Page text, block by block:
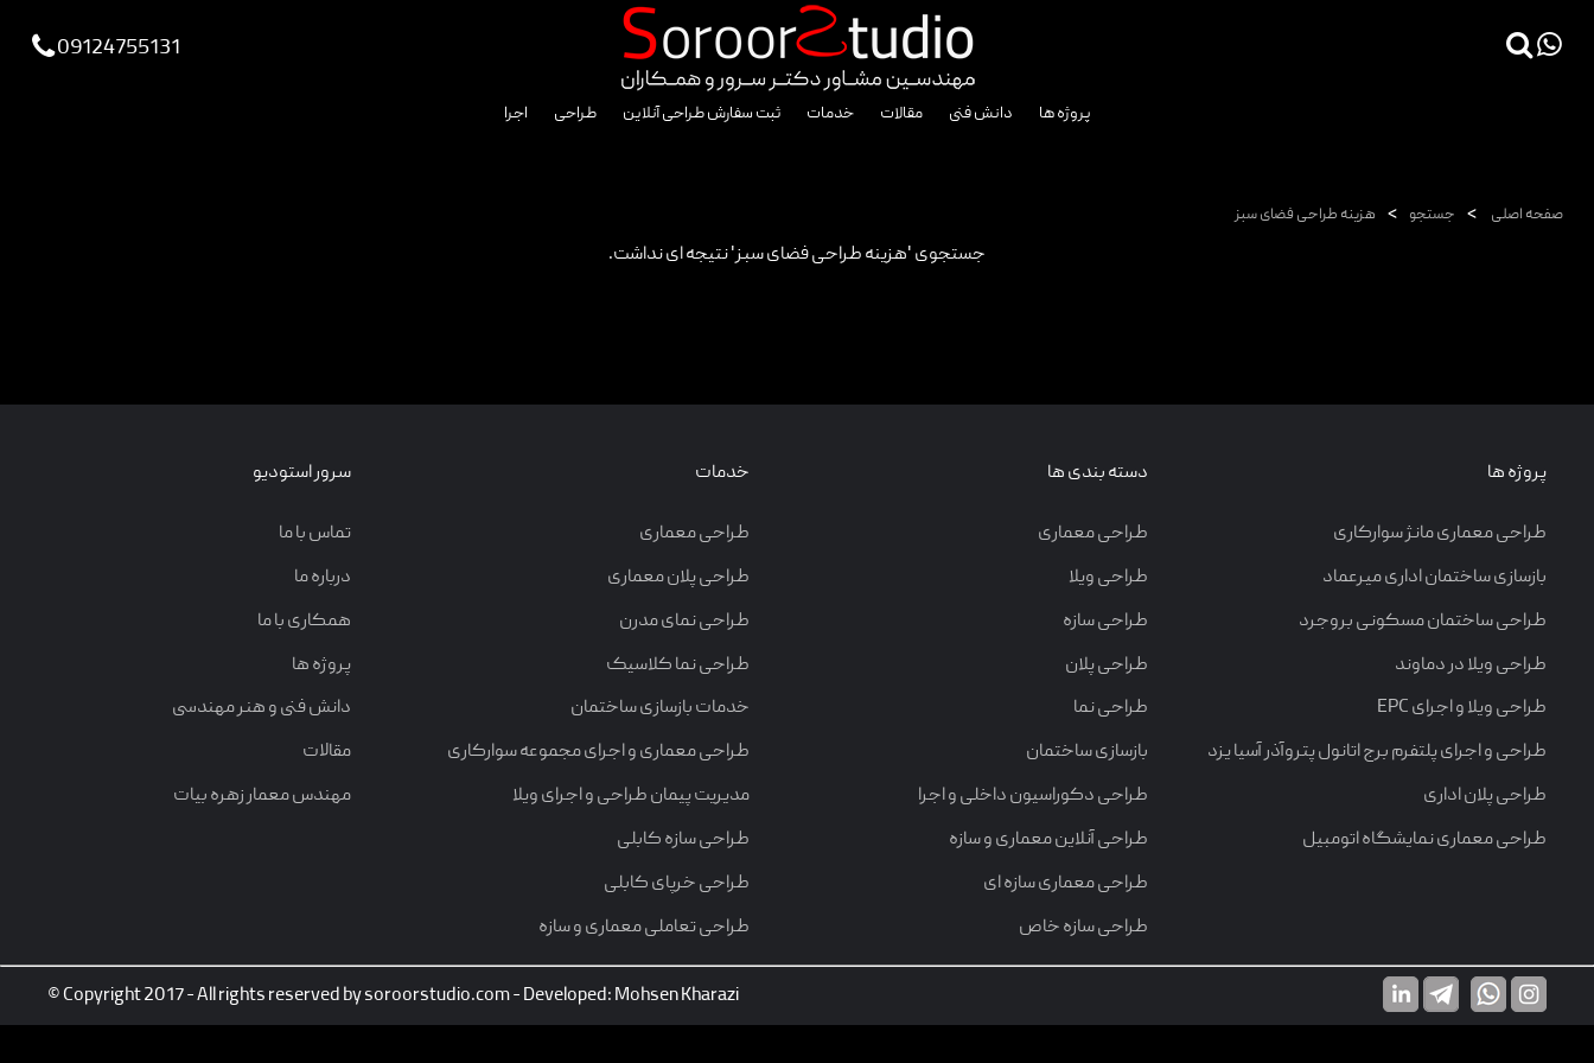
09124755131
پروژه ها دانش فنی مقالات خدمات ثبت سفارش طراحی آنلاین طراحی اجرا
×
دانش فنی
صفحه اصلی > جستجو > هزینه طراحی فضای سبز
جستجوی 'هزینه طراحی فضای سبز' نتیجه ای نداشت.
پروژه ها
طراحی معماری مانژ سوارکاری
بازسازی ساختمان اداری میرعماد
طراحی ساختمان مسکونی بروجرد
طراحی ویلا در دماوند
طراحی ویلا و اجرای EPC
طراحی و اجرای پلتفرم برج اتانول پتروآذر آسیا یزد
طراحی پلان اداری
طراحی معماری نمایشگاه اتومبیل
دسته بندی ها
طراحی معماری
طراحی ویلا
طراحی سازه
طراحی پلان
طراحی نما
بازسازی ساختمان
طراحی دکوراسیون داخلی و اجرا
طراحی آنلاین معماری و سازه
طراحی معماری سازه ای
طراحی سازه خاص
خدمات
طراحی معماری
طراحی پلان معماری
طراحی نمای مدرن
طراحی نما کلاسیک
خدمات بازسازی ساختمان
طراحی معماری و اجرای مجموعه سوارکاری
مدیریت پیمان طراحی و اجرای ویلا
طراحی سازه کابلی
طراحی خرپای کابلی
طراحی تعاملی معماری و سازه
سرور استودیو
تماس با ما
درباره ما
همکاری با ما
پروژه ها
دانش فنی و هنر مهندسی
مقالات
مهندس معمار زهره بیات
© Copyright 2017 - All rights reserved by soroorstudio.com - Developed: Mohsen Kharazi